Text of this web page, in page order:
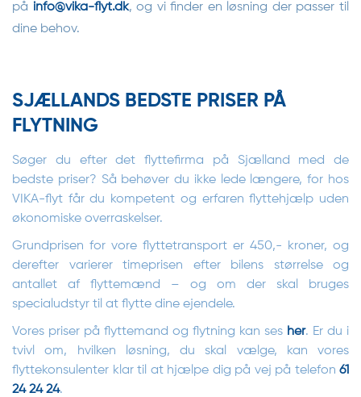
på info@vika-flyt.dk, og vi finder en løsning der passer til
dine behov.
SJÆLLANDS BEDSTE PRISER PÅ
FLYTNING
Søger du efter det flyttefirma på Sjælland med de
bedste priser? Så behøver du ikke lede længere, for hos
VIKA-flyt får du kompetent og erfaren flyttehjælp uden
økonomiske overraskelser.
Grundprisen for vore flyttetransport er 450,- kroner, og
derefter varierer timeprisen efter bilens størrelse og
antallet af flyttemænd – og om der skal bruges
specialudstyr til at flytte dine ejendele.
Vores priser på flyttemand og flytning kan ses her. Er du i
tvivl om, hvilken løsning, du skal vælge, kan vores
flyttekonsulenter klar til at hjælpe dig på vej på telefon 61
24 24 24.